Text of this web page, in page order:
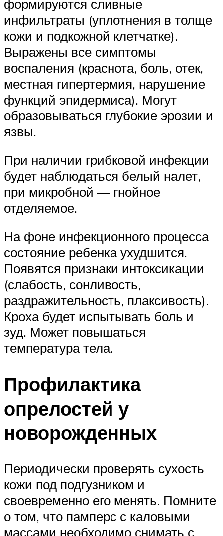
формируются сливные
инфильтраты (уплотнения в толще
кожи и подкожной клетчатке).
Выражены все симптомы
воспаления (краснота, боль, отек,
местная гипертермия, нарушение
функций эпидермиса). Могут
образовываться глубокие эрозии и
язвы.
При наличии грибковой инфекции
будет наблюдаться белый налет,
при микробной — гнойное
отделяемое.
На фоне инфекционного процесса
состояние ребенка ухудшится.
Появятся признаки интоксикации
(слабость, сонливость,
раздражительность, плаксивость).
Кроха будет испытывать боль и
зуд. Может повышаться
температура тела.
Профилактика
опрелостей у
новорожденных
Периодически проверять сухость
кожи под подгузником и
своевременно его менять. Помните
о том, что памперс с каловыми
массами необходимо снимать с